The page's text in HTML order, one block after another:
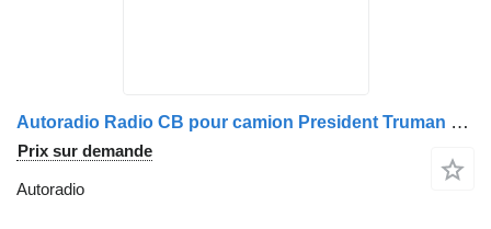
Autoradio Radio CB pour camion President Truman pentru Scania
Prix sur demande
Autoradio